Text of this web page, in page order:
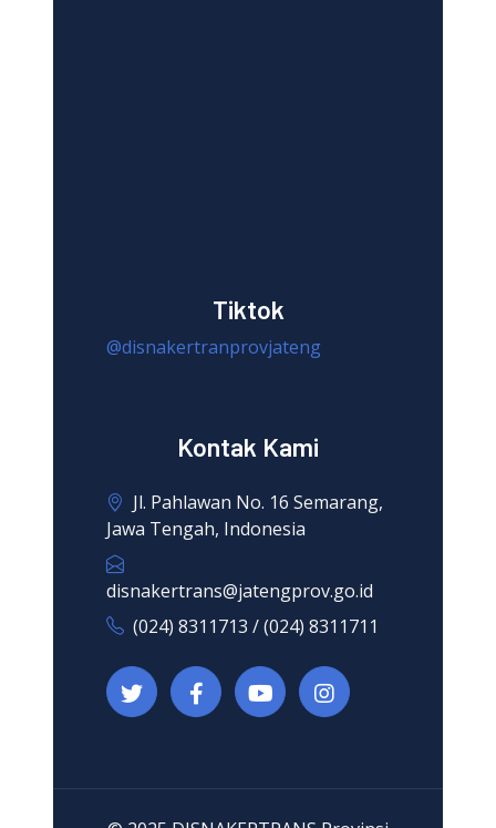
Tiktok
@disnakertranprovjateng
Kontak Kami
Jl. Pahlawan No. 16 Semarang,
Jawa Tengah, Indonesia
disnakertrans@jatengprov.go.id
(024) 8311713 / (024) 8311711